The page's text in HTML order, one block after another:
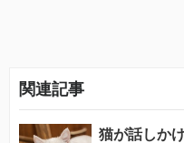
関連記事
猫が話しか